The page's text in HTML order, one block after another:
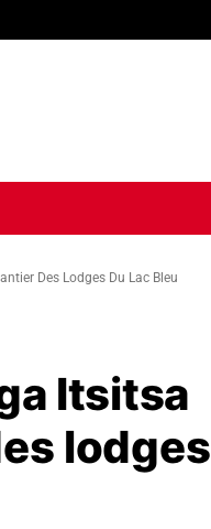
Des Lodges Du Lac Bleu
Itsitsa
lodges